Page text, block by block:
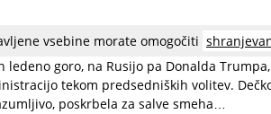
vsebine morate omogočiti
risbice stvari, ki imajo močno povezavo z
ledeno goro, na Rusijo pa Donalda
tekom predsedniških volitev.
poskrbela za salve smeha…